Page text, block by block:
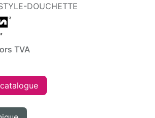
DOUCHETTE
TVA